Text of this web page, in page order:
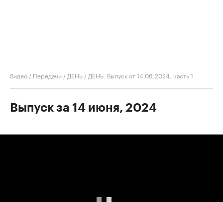
Видео / Передачи / ДЕНЬ / ДЕНЬ. Выпуск от 14.06.2024, часть 1
Выпуск за 14 июня, 2024